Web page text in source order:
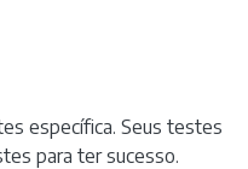
específica. Seus testes
para ter sucesso.